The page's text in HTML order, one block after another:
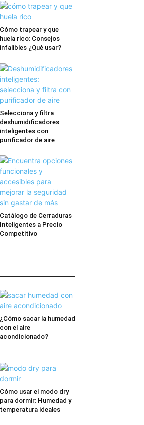
Cómo trapear y que
huela rico: Consejos
infalibles ¿Qué usar?
Selecciona y filtra
deshumidificadores
inteligentes con
purificador de aire
Catálogo de Cerraduras
Inteligentes a Precio
Competitivo
¿Cómo sacar la humedad
con el aire
acondicionado?
Cómo usar el modo dry
para dormir: Humedad y
temperatura ideales